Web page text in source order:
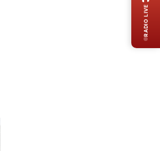
RADIO LIVE